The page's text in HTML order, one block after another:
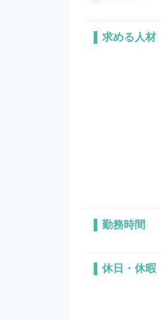
求める人材
勤務時間
休日・休暇